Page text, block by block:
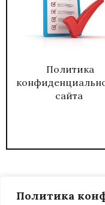
Политика
Политика
сайта